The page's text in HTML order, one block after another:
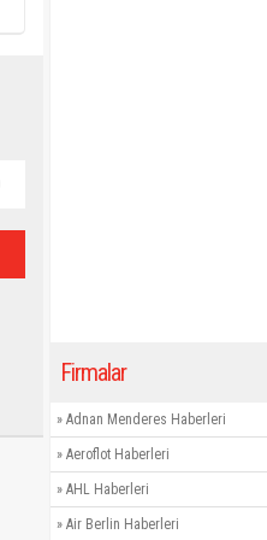
Firmalar
» Adnan Menderes Haberleri
» Aeroflot Haberleri
» AHL Haberleri
» Air Berlin Haberleri